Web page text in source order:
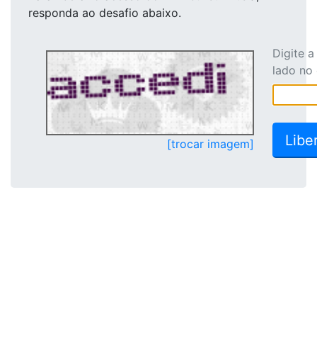
responda ao desafio abaixo.
[trocar imagem]
Digite
lado no